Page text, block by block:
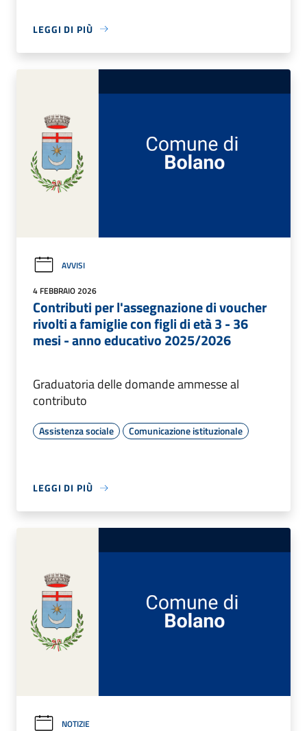
LEGGI DI PIÙ
AVVISI
4 FEBBRAIO 2026
Contributi per l'assegnazione di voucher
rivolti a famiglie con figli di età 3 - 36
mesi - anno educativo 2025/2026
Graduatoria delle domande ammesse al
contributo
Assistenza sociale Comunicazione istituzionale
LEGGI DI PIÙ
NOTIZIE